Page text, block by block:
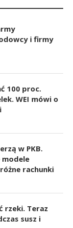
i firmy
100 proc.
WEI mówi o
w PKB.
modele
rachunki
rzeki. Teraz
susz i